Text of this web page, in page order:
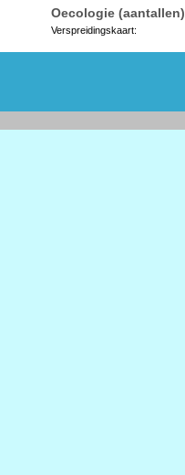
Oecologie (aantallen)
Verspreidingskaart: